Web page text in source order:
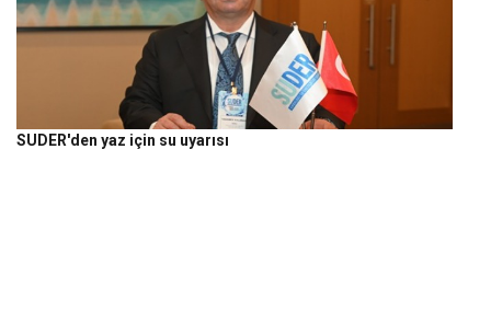
SUDER'den yaz için su uyarısı